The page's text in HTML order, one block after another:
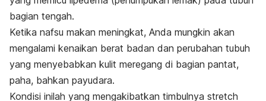
bagian tengah.
Ketika nafsu makan meningkat, Anda mungkin akan
mengalami kenaikan berat badan dan perubahan tubuh
yang menyebabkan kulit meregang di bagian pantat,
paha, bahkan payudara.
Kondisi inilah yang mengakibatkan timbulnya stretch